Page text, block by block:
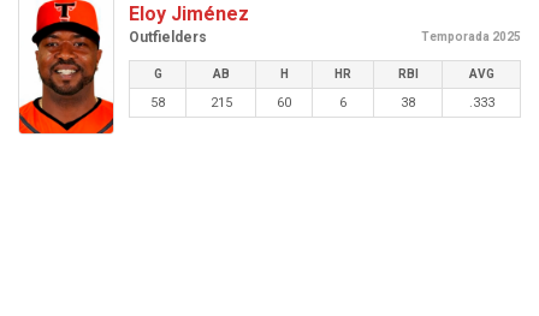
Eloy Jiménez
Outfielders Temporada 2025
G AB H HR RBI AVG
58 215 60 6 38 .333